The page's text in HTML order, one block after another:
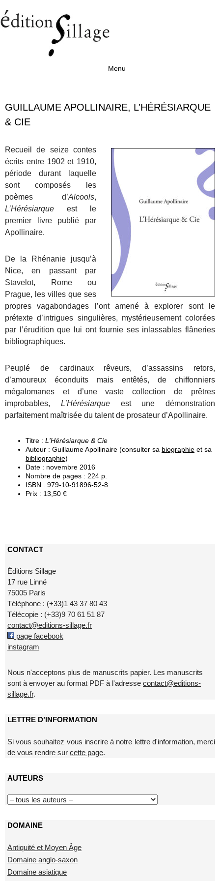
Menu
GUILLAUME APOLLINAIRE, L’HÉRÉSIARQUE
& CIE
Recueil de seize contes
écrits entre 1902 et 1910,
période durant laquelle
sont composés les
poèmes d’Alcools,
L’Hérésiarque est le
premier livre publié par
Apollinaire.
De la Rhénanie jusqu’à
Nice, en passant par
Stavelot, Rome ou
Prague, les villes que ses
propres vagabondages l’ont amené à explorer sont le
prétexte d’intrigues singulières, mystérieusement colorées
par l’érudition que lui ont fournie ses inlassables flâneries
bibliographiques.
Peuplé de cardinaux rêveurs, d’assassins retors,
d’amoureux éconduits mais entêtés, de chiffonniers
mégalomanes et d’une vaste collection de prêtres
improbables, L’Hérésiarqueest une démonstration
parfaitement maîtrisée du talent de prosateur d’Apollinaire.
Titre : L'Hérésiarque & Cie
Auteur : Guillaume Apollinaire (consulter sa biographie et sa
bibliographie)
Date : novembre 2016
Nombre de pages : 224 p.
ISBN : 979-10-91896-52-8
Prix : 13,50 €
CONTACT
Éditions Sillage
17 rue Linné
75005 Paris
Téléphone : (+33)1 43 37 80 43
Télécopie : (+33)9 70 61 51 87
contact@editions-sillage.fr
page facebook
instagram
Nous n'acceptons plus de manuscrits papier. Les manuscrits
sont à envoyer au format PDF à l'adresse contact@editions-
sillage.fr.
LETTRE D’INFORMATION
Si vous souhaitez vous inscrire à notre lettre d'information, merci
de vous rendre sur cette page.
AUTEURS
DOMAINE
Antiquité et Moyen Âge
Domaine anglo-saxon
Domaine asiatique